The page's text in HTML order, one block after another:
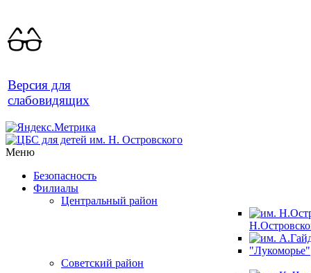
Версия для
слабовидящих
Меню
Безопасность
Филиалы
Центральный район
"Лукоморье"
Советский район